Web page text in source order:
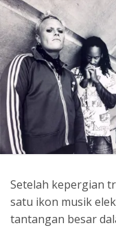
Setelah kepergian
satu ikon musik
tantangan besar